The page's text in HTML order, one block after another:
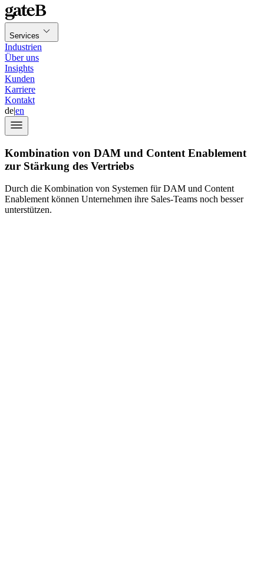
Services
Industrien
Über uns
Insights
Kunden
Karriere
Kontakt
de|en
Kombination von DAM und Content Enablement
zur Stärkung des Vertriebs
Durch die Kombination von Systemen für DAM und Content
Enablement können Unternehmen ihre Sales-Teams noch besser
unterstützen.